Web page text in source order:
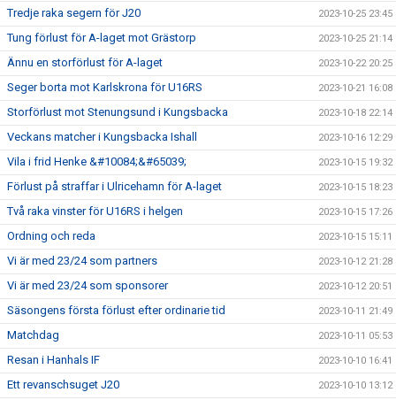
Tredje raka segern för J20 2023-10-25 23:45
Tung förlust för A-laget mot Grästorp 2023-10-25 21:14
Ännu en storförlust för A-laget 2023-10-22 20:25
Seger borta mot Karlskrona för U16RS 2023-10-21 16:08
Storförlust mot Stenungsund i Kungsbacka 2023-10-18 22:14
Veckans matcher i Kungsbacka Ishall 2023-10-16 12:29
Vila i frid Henke &#10084;&#65039; 2023-10-15 19:32
Förlust på straffar i Ulricehamn för A-laget 2023-10-15 18:23
Två raka vinster för U16RS i helgen 2023-10-15 17:26
Ordning och reda 2023-10-15 15:11
Vi är med 23/24 som partners 2023-10-12 21:28
Vi är med 23/24 som sponsorer 2023-10-12 20:51
Säsongens första förlust efter ordinarie tid 2023-10-11 21:49
Matchdag 2023-10-11 05:53
Resan i Hanhals IF 2023-10-10 16:41
Ett revanschsuget J20 2023-10-10 13:12